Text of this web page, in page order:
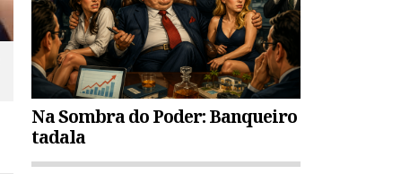
Na Sombra do Poder: Banqueiro
tadala